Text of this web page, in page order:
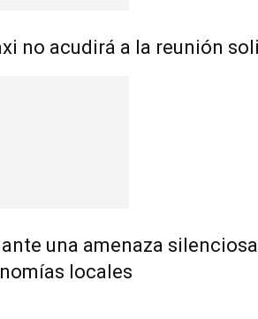
no acudirá a la reunión
una amenaza
locales